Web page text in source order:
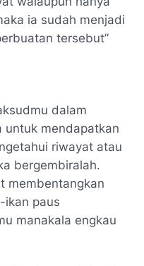
ia sudah menjadi
tersebut”
dalam
untuk mendapatkan
riwayat atau
bergembiralah.
membentangkan
ikan paus
manakala engkau